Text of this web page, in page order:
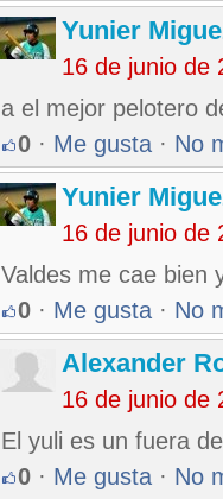
Yunier
16 de junio de
a el mejor pelotero
0 · Me gusta · No
Yunier
16 de junio de
Valdes me cae bien
0 · Me gusta · No
Alexander
16 de junio de
El yuli es un fuera
0 · Me gusta · No